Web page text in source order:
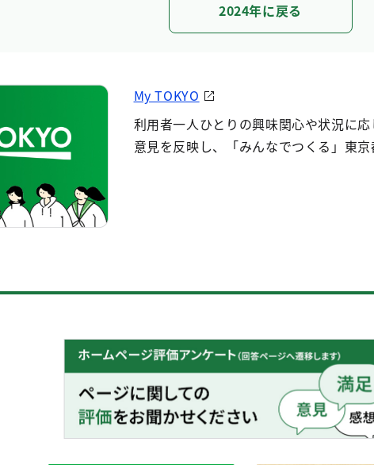
2024年に戻る
My TOKYO
利用者一人ひとりの興味関心や状況に
意見を反映し、「みんなでつくる」東京